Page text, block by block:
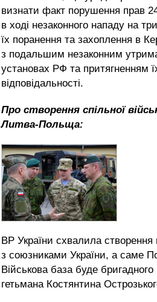
визнати факт порушення прав
в ході незаконного нападу на
їх поранення та захоплення в
з подальшим незаконним
установах РФ та притягненням
відповідальності.
Про створення спільної
Литва-Польща:
ВР України схвалила створення
з союзниками України, а саме
Військова база буде
гетьмана Костянтина